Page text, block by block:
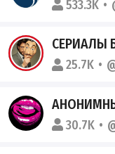
533.3K
СЕРИАЛЫ
25.7K
30.7K